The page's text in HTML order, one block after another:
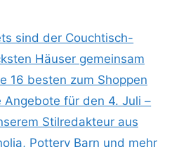
sind der Couchtisch-
Häuser gemeinsam
16 besten zum Shoppen
für den 4. Juli –
Stilredakteur aus
Pottery Barn und mehr